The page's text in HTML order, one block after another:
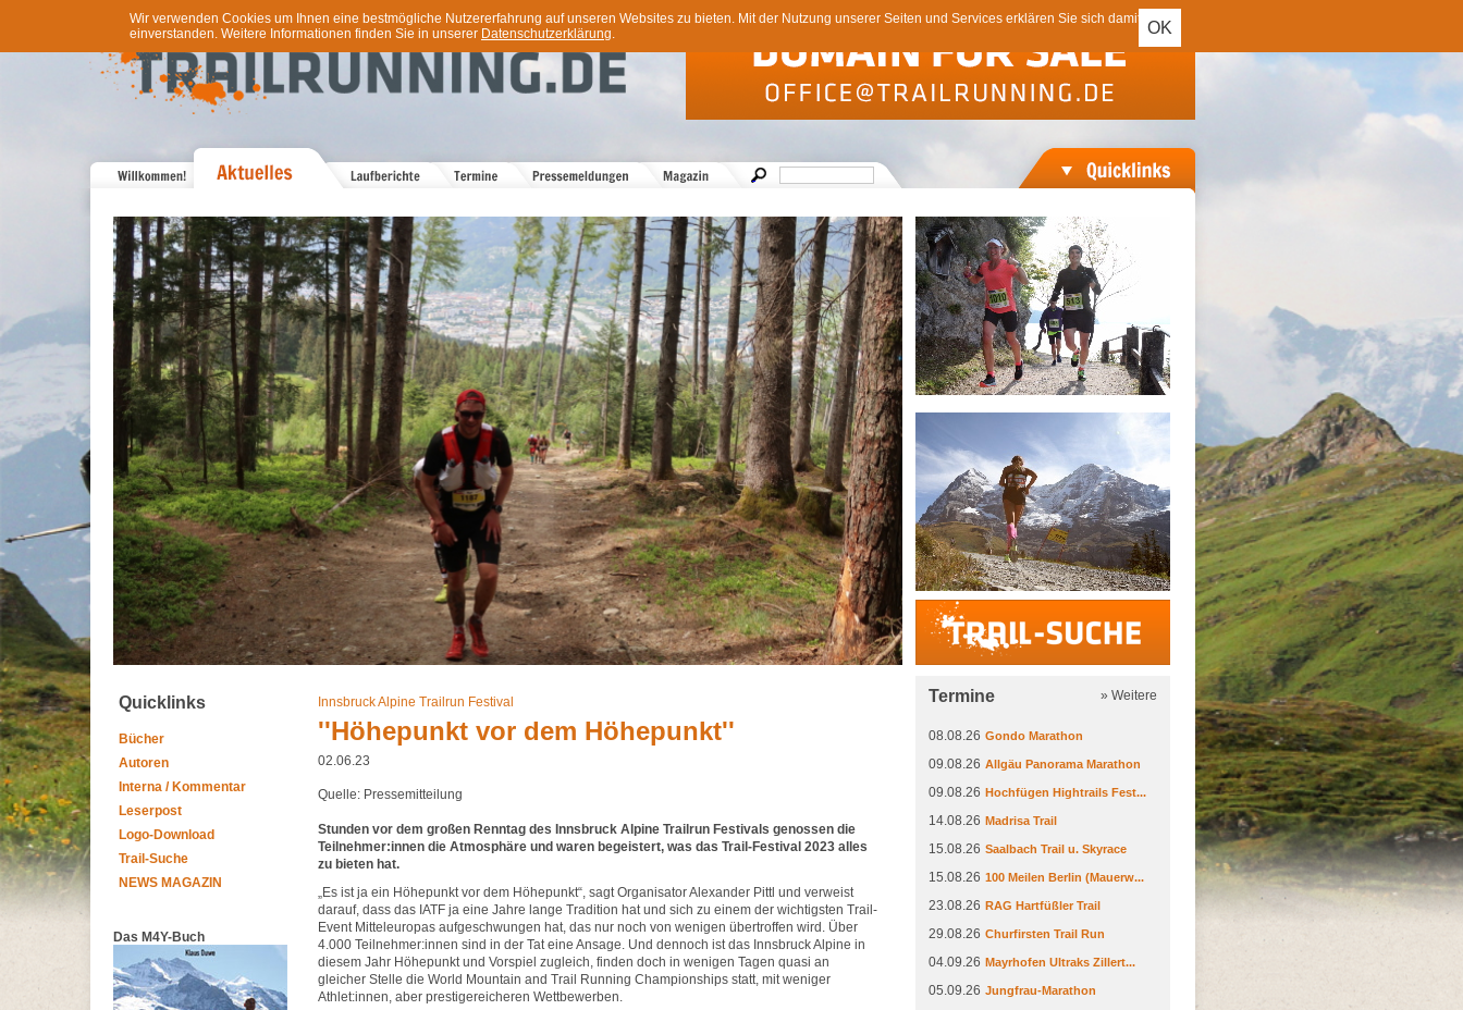
OK
Wir verwenden Cookies um Ihnen eine bestmögliche Nutzererfahrung auf unseren Websites zu bieten. Mit der Nutzung unserer Seiten und Services erklären Sie sich damit
einverstanden. Weitere Informationen finden Sie in unserer Datenschutzerklärung.
Trail-Suche
Quicklinks
Bücher
Autoren
Interna / Kommentar
Leserpost
Logo-Download
Trail-Suche
NEWS MAGAZIN
Das M4Y-Buch
Innsbruck Alpine Trailrun Festival
''Höhepunkt vor dem Höhepunkt''
02.06.23
Quelle: Pressemitteilung
Stunden vor dem großen Renntag des Innsbruck Alpine Trailrun Festivals genossen die
Teilnehmer:innen die Atmosphäre und waren begeistert, was das Trail-Festival 2023 alles
zu bieten hat.
„Es ist ja ein Höhepunkt vor dem Höhepunkt“, sagt Organisator Alexander Pittl und verweist
darauf, dass das IATF ja eine Jahre lange Tradition hat und sich zu einem der wichtigsten Trail-
Event Mitteleuropas aufgeschwungen hat, das nur noch von wenigen übertroffen wird. Über
4.000 Teilnehmer:innen sind in der Tat eine Ansage. Und dennoch ist das Innsbruck Alpine in
diesem Jahr Höhepunkt und Vorspiel zugleich, finden doch in wenigen Tagen quasi an
gleicher Stelle die World Mountain and Trail Running Championships statt, mit weniger
Athlet:innen, aber prestigereicheren Wettbewerben.
Termine » Weitere
08.08.26 Gondo Marathon
09.08.26 Allgäu Panorama Marathon
09.08.26 Hochfügen Hightrails Fest...
14.08.26 Madrisa Trail
15.08.26 Saalbach Trail u. Skyrace
15.08.26 100 Meilen Berlin (Mauerw...
23.08.26 RAG Hartfüßler Trail
29.08.26 Churfirsten Trail Run
04.09.26 Mayrhofen Ultraks Zillert...
05.09.26 Jungfrau-Marathon